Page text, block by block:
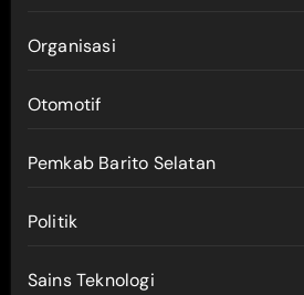
Organisasi
Otomotif
Pemkab Barito Selatan
Politik
Sains Teknologi